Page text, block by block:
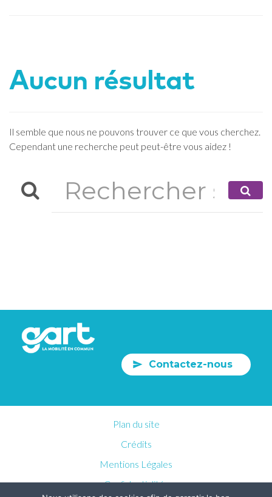
Aucun résultat
Il semble que nous ne pouvons trouver ce que vous cherchez.
Cependant une recherche peut peut-être vous aidez !
Contactez-nous
Plan du site
Crédits
Mentions Légales
Confidentialités